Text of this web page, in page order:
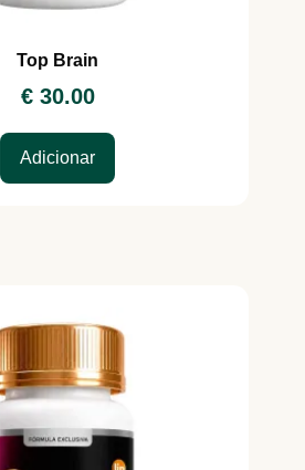
Top Brain
€30.00
Adicionar